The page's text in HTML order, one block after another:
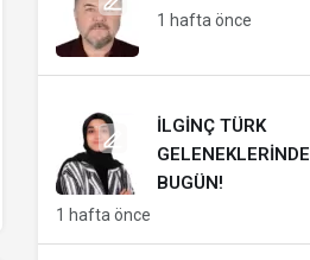
1 hafta önce
İLGINÇ TÜRK
GELENEKLERINDE
BUGÜN!
1 hafta önce